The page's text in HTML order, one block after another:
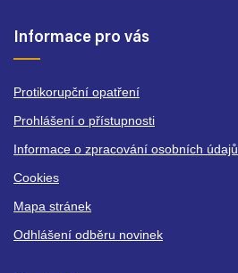
Informace pro vás
Protikorupční opatření
Prohlášení o přístupnosti
Informace o zpracování osobních údajů
Cookies
Mapa stránek
Odhlášení odběru novinek